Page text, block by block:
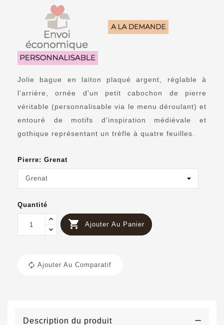
Jolie bague en laiton plaqué argent, réglable à
l'arrière, ornée d'un petit cabochon de pierre
véritable (personnalisable via le menu déroulant) et
entouré de motifs d'inspiration médiévale et
gothique représentant un trèfle à quatre feuilles.
Pierre: Grenat
Quantité
 Ajouter Au Panier
Ajouter Au Comparatif
Description du produit